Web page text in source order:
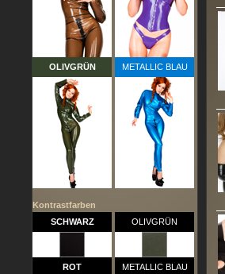
OLIVGRÜN METALLIC BLAU
Kontrastfarben
SCHWARZ
ROT
OLIVGRÜN
METALLIC BLAU